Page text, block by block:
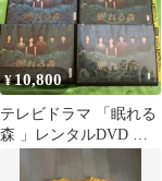
¥10,800
テレビドラマ 「眠れる
森 」レンタルDVD 中